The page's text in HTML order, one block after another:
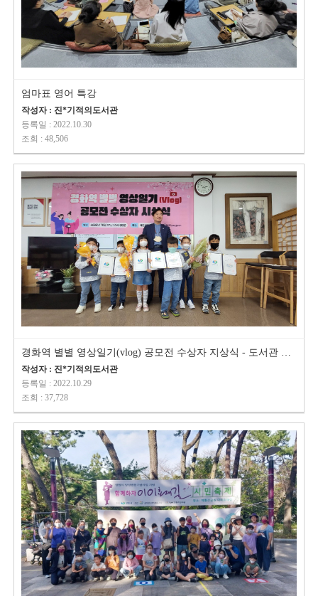
엄마표 영어 특강
작성자 : 진*기적의도서관
등록일 : 2022.10.30
조회 : 48,506
작성자 : 진*기적의도서관
등록일 : 2022.10.29
조회 : 37,728